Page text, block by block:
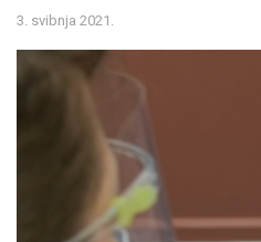
3. svibnja 2021.